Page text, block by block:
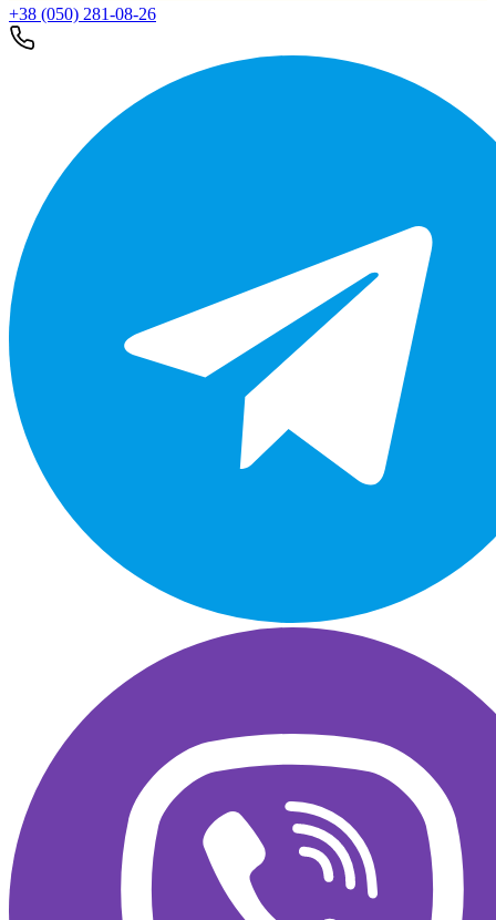
+38 (050) 281-08-26